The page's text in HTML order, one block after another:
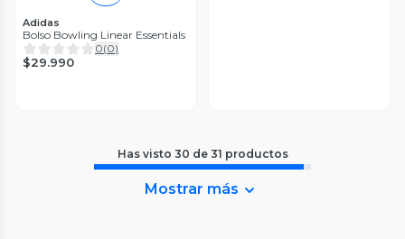
Adidas
Bolso Bowling Linear Essentials
0(0)
$29.990
Has visto 30 de 31 productos
Mostrar más